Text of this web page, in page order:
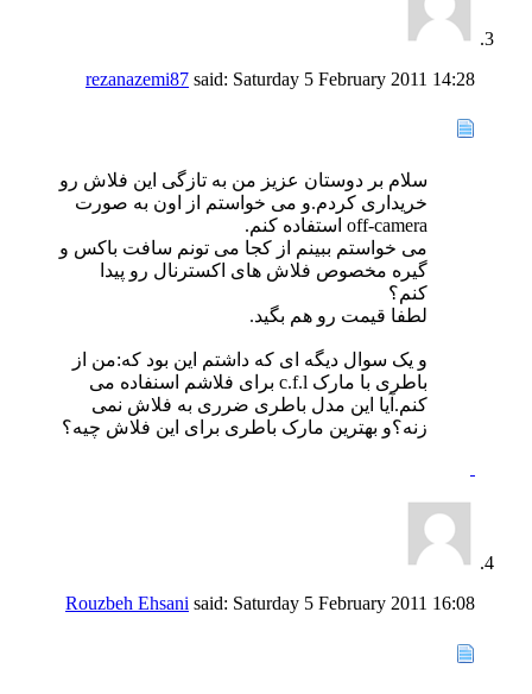
rezanazemi87 said: Saturday 5 February 2011 14:28
سلام بر دوستان عزیز من به تازگی این فلاش رو
خریداری کردم.و می خواستم از اون به صورت
off-camera استفاده کنم.
می خواستم ببینم از کجا می تونم سافت باکس و
گیره مخصوص فلاش های اکسترنال رو پیدا
کنم؟
لطفا قیمت رو هم بگید.
و یک سوال دیگه ای که داشتم این بود که:من از
باطری با مارک c.f.l برای فلاشم اسنفاده می
کنم.آیا این مدل باطری ضرری به فلاش نمی
زنه؟و بهترین مارک باطری برای این فلاش چیه؟
Rouzbeh Ehsani said: Saturday 5 February 2011 16:08